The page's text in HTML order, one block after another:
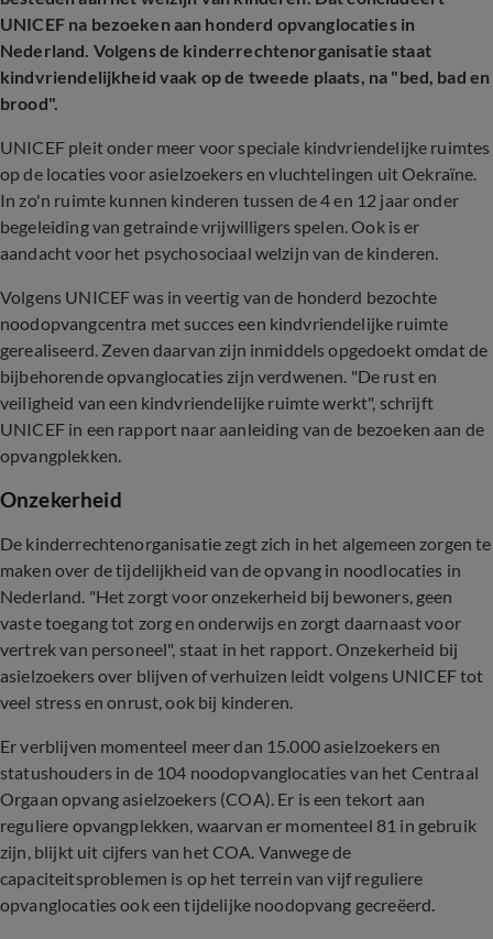
UNICEF na bezoeken aan honderd opvanglocaties in
Nederland. Volgens de kinderrechtenorganisatie staat
kindvriendelijkheid vaak op de tweede plaats, na "bed, bad en
brood".
UNICEF pleit onder meer voor speciale kindvriendelijke ruimtes
op de locaties voor asielzoekers en vluchtelingen uit Oekraïne.
In zo'n ruimte kunnen kinderen tussen de 4 en 12 jaar onder
begeleiding van getrainde vrijwilligers spelen. Ook is er
aandacht voor het psychosociaal welzijn van de kinderen.
Volgens UNICEF was in veertig van de honderd bezochte
noodopvangcentra met succes een kindvriendelijke ruimte
gerealiseerd. Zeven daarvan zijn inmiddels opgedoekt omdat de
bijbehorende opvanglocaties zijn verdwenen. "De rust en
veiligheid van een kindvriendelijke ruimte werkt", schrijft
UNICEF in een rapport naar aanleiding van de bezoeken aan de
opvangplekken.
Onzekerheid
De kinderrechtenorganisatie zegt zich in het algemeen zorgen te
maken over de tijdelijkheid van de opvang in noodlocaties in
Nederland. "Het zorgt voor onzekerheid bij bewoners, geen
vaste toegang tot zorg en onderwijs en zorgt daarnaast voor
vertrek van personeel", staat in het rapport. Onzekerheid bij
asielzoekers over blijven of verhuizen leidt volgens UNICEF tot
veel stress en onrust, ook bij kinderen.
Er verblijven momenteel meer dan 15.000 asielzoekers en
statushouders in de 104 noodopvanglocaties van het Centraal
Orgaan opvang asielzoekers (COA). Er is een tekort aan
reguliere opvangplekken, waarvan er momenteel 81 in gebruik
zijn, blijkt uit cijfers van het COA. Vanwege de
capaciteitsproblemen is op het terrein van vijf reguliere
opvanglocaties ook een tijdelijke noodopvang gecreëerd.